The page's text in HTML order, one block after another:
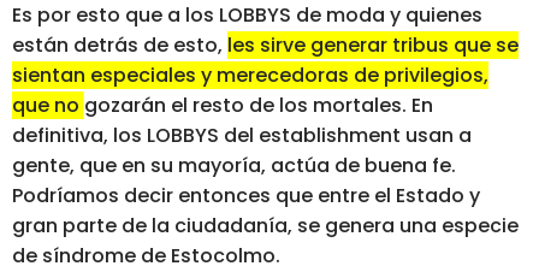
Es por esto que a los LOBBYS de moda y quienes
están detrás de esto, les sirve generar tribus que se
sientan especiales y merecedoras de privilegios,
que no gozarán el resto de los mortales. En
definitiva, los LOBBYS del establishment usan a
gente, que en su mayoría, actúa de buena fe.
Podríamos decir entonces que entre el Estado y
gran parte de la ciudadanía, se genera una especie
de síndrome de Estocolmo.